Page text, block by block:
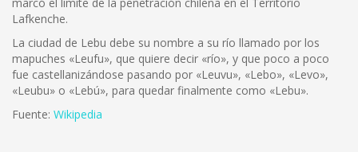
Lafkenche.
La ciudad de Lebu debe su nombre a su río llamado por los
mapuches «Leufu», que quiere decir «río», y que poco a poco
fue castellanizándose pasando por «Leuvu», «Lebo», «Levo»,
«Leubu» o «Lebú», para quedar finalmente como «Lebu».
Fuente: Wikipedia